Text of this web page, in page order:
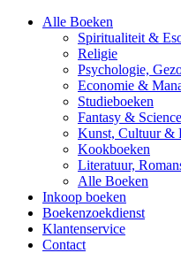
Alle Boeken
Spiritualiteit &
Religie
Psychologie,
Economie &
Studieboeken
Fantasy &
Kunst, Cultuur &
Kookboeken
Literatuur,
Alle Boeken
Inkoop boeken
Boekenzoekdienst
Klantenservice
Contact